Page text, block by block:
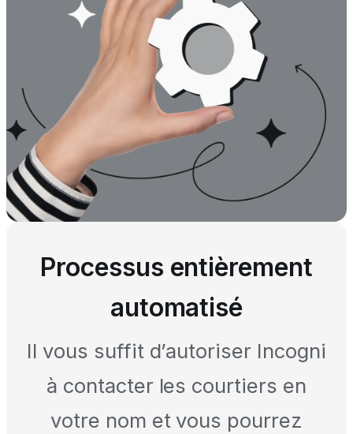
Processus entièrement
automatisé
Il vous suffit d’autoriser Incogni
à contacter les courtiers en
votre nom et vous pourrez